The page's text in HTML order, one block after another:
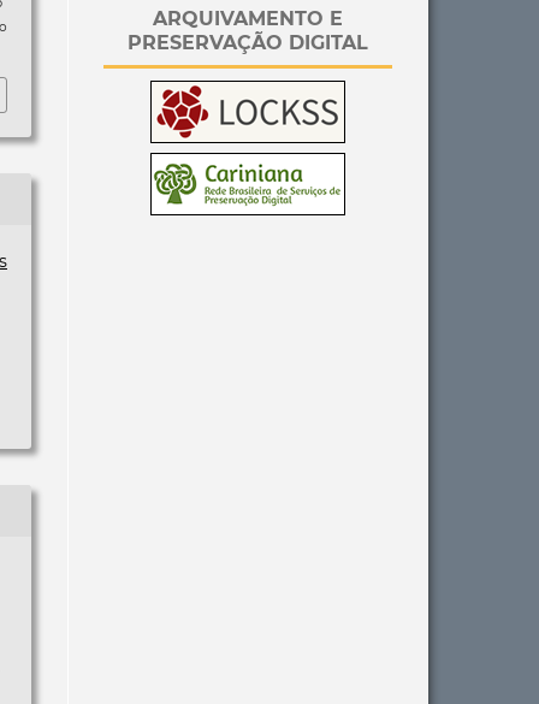
ARQUIVAMENTO E
PRESERVAÇÃO DIGITAL